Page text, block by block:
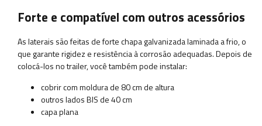
Forte e compatível com outros acessórios
As laterais são feitas de forte chapa galvanizada laminada a frio, o
que garante rigidez e resistência à corrosão adequadas. Depois de
colocá-los no trailer, você também pode instalar:
cobrir com moldura de 80 cm de altura
outros lados BIS de 40 cm
capa plana